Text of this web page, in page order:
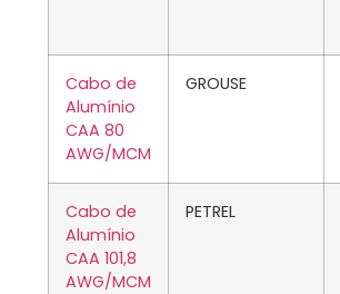
Cabo de
Alumínio
CAA 80
AWG/MCM
GROUSE
Cabo de
Alumínio
CAA 101,8
AWG/MCM
PETREL